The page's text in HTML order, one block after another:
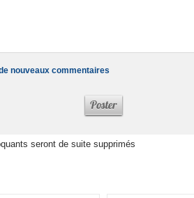
nouveaux commentaires
seront de suite supprimés